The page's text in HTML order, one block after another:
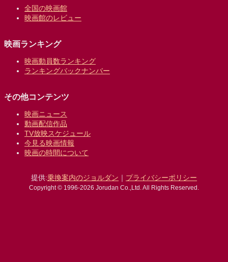
全国の映画館
映画館のレビュー
映画ランキング
映画動員数ランキング
ランキングバックナンバー
その他コンテンツ
映画ニュース
動画配信作品
TV放映スケジュール
今見る映画情報
映画の時間について
提供:乗換案内のジョルダン ｜ プライバシーポリシー
Copyright © 1996-2026 Jorudan Co.,Ltd. All Rights Reserved.